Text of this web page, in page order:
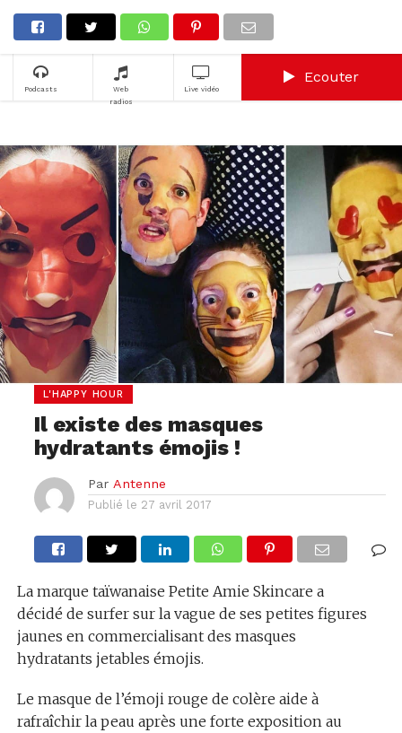
Podcasts
Web
radios
Live vidéo
Ecouter
L'HAPPY HOUR
Il existe des masques
hydratants émojis !
Par Antenne
Publié le 27 avril 2017
La marque taïwanaise Petite Amie Skincare a
décidé de surfer sur la vague de ses petites figures
jaunes en commercialisant des masques
hydratants jetables émojis.
Le masque de l’émoji rouge de colère aide à
rafraîchir la peau après une forte exposition au